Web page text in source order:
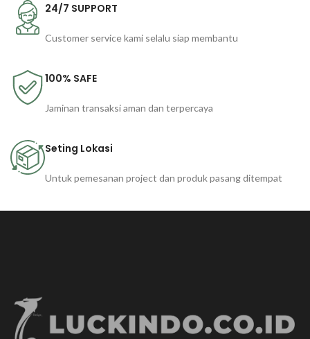
24/7 SUPPORT
Customer service kami selalu siap membantu
100% SAFE
Jaminan transaksi aman dan terpercaya
Seting Lokasi
Untuk pemesanan project dan produk pasang ditempat